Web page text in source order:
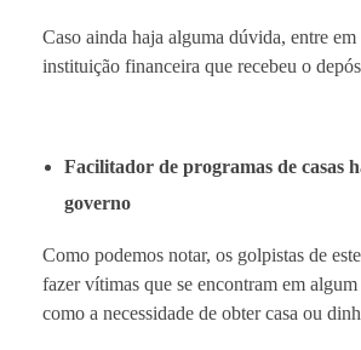
Caso ainda haja alguma dúvida, entre
instituição financeira que recebeu o
Facilitador de programas de casas
governo
Como podemos notar, os golpistas de
fazer vítimas que se encontram em algum
como a necessidade de obter casa ou